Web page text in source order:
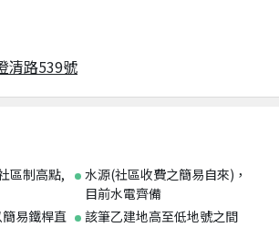
清路539號
區制高點,
水源(社區收費之簡易自來)，
目前水電齊備
易鐵桿直
該筆乙建地高至低地號之間